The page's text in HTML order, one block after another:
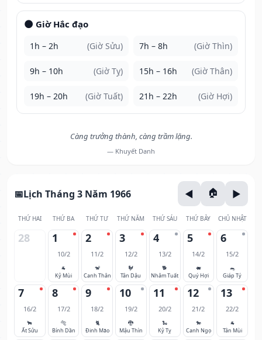
🌑 Giờ Hắc đạo
1h – 2h (Giờ Sửu) 7h – 8h (Giờ Thìn)
9h – 10h (Giờ Tỵ) 15h – 16h (Giờ Thân)
19h – 20h (Giờ Tuất) 21h – 22h (Giờ Hợi)
Càng trưởng thành, càng trầm lặng.
— Khuyết Danh
Lịch Tháng 3 Năm 1966
THỨ HAI THỨ BA THỨ TƯ THỨ NĂM THỨ SÁU THỨ BẢY CHỦ NHẬT
28 1
10/2
🐐
Kỷ Mùi
2
11/2
🐒
Canh Thân
3
12/2
🐓
Tân Dậu
4
13/2
🐕
Nhâm Tuất
5
14/2
🐖
Quý Hợi
6
15/2
🐀
Giáp Tý
7
16/2
🐂
Ất Sửu
8
17/2
🐅
Bính Dần
9
18/2
🐈
Đinh Mão
10
19/2
🐉
Mậu Thìn
11
20/2
🐍
Kỷ Tỵ
12
21/2
🐎
Canh Ngọ
13
22/2
🐐
Tân Mùi